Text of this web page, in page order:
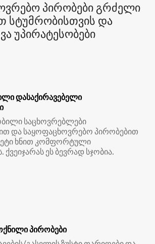
პირობები გრძელი
სტუმრობისთვის და
უპირატესობები
დასაქირავებელი
საცხოვრებლები
და საყოფაცხოვრებო პირობებით
ხნით კომფორტული
ქვეიჯარას ეს ბევრად სჯობია.
პირობები